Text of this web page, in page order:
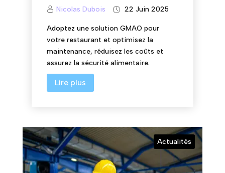
Nicolas Dubois 22 Juin 2025
Adoptez une solution GMAO pour
votre restaurant et optimisez la
maintenance, réduisez les coûts et
assurez la sécurité alimentaire.
Lire plus
Actualités